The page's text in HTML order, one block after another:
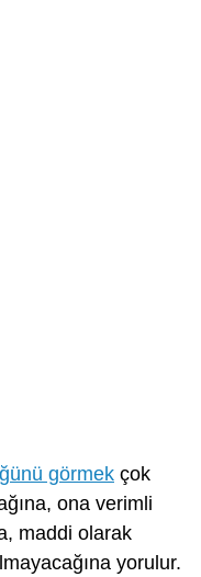
görmek çok
ona verimli
maddi olarak
yorulur.